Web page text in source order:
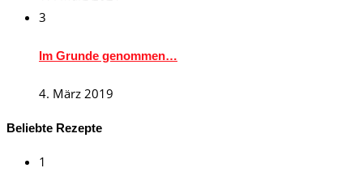
3
Im Grunde genommen…
4. März 2019
Beliebte Rezepte
1